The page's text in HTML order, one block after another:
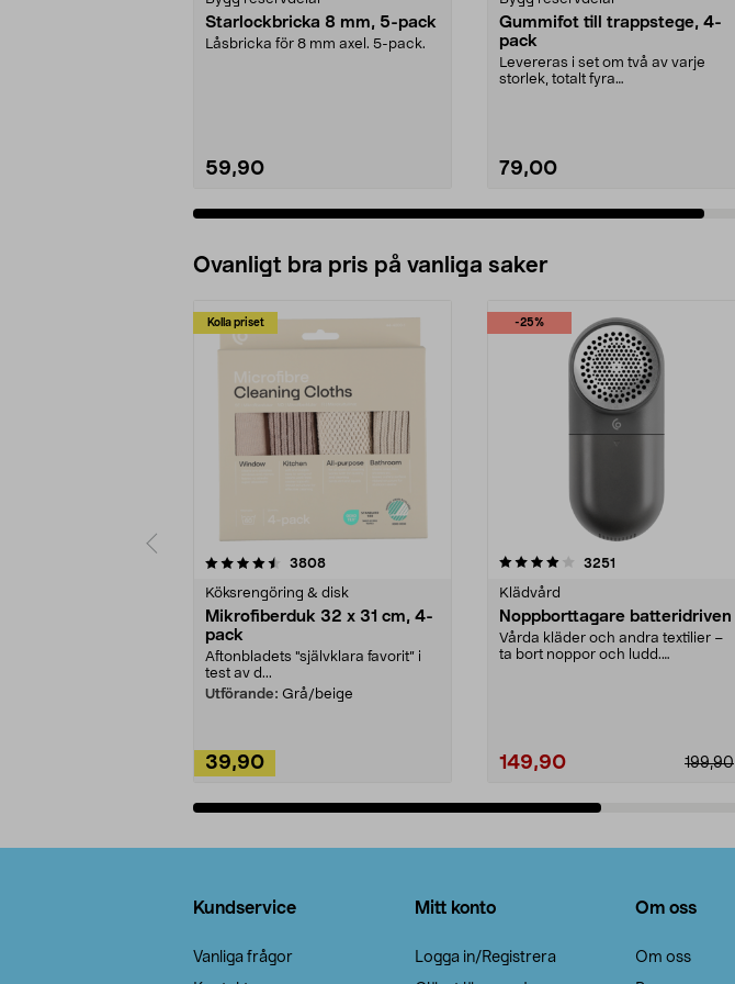
Starlockbricka 8 mm, 5-pack
Låsbricka för 8 mm axel. 5-pack.
59,90
Gummifot till trappstege, 4-
pack
Levereras i set om två av varje
storlek, totalt fyra
79,00
Ovanligt bra pris på vanliga saker
Kolla priset
3808recensioner
Köksrengöring & disk
Mikrofiberduk 32 x 31 cm, 4-
pack
Aftonbladets "självklara favorit” i
test av d...
Utförande: Grå/beige
39,90
-25%
4.0av 5 stjärnor 3251
Klädvård
Noppborttagare batteridriven
Vårda kläder och andra textilier –
ta bort noppor och ludd.
199,90
149,90
4.5av 5 stjärnor
Kundservice
Vanliga frågor
Mitt konto
Logga in/Registrera
Om oss
Om oss